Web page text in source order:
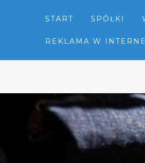
START SPÓŁKI
REKLAMA W